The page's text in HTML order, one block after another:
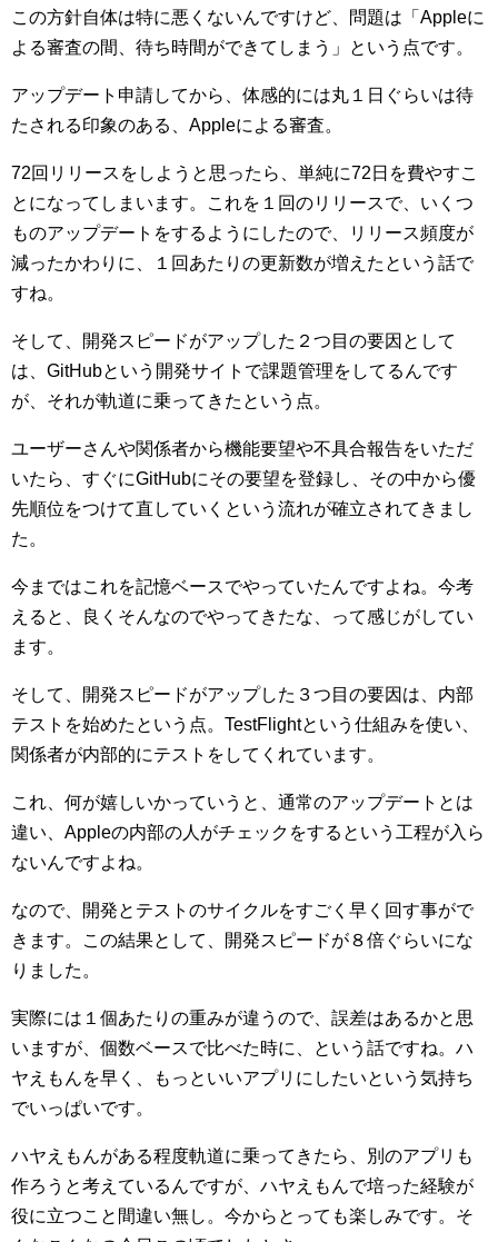
この方針自体は特に悪くないんですけど、問題は「Appleに
よる審査の間、待ち時間ができてしまう」という点です。
アップデート申請してから、体感的には丸１日ぐらいは待
たされる印象のある、Appleによる審査。
72回リリースをしようと思ったら、単純に72日を費やすこ
とになってしまいます。これを１回のリリースで、いくつ
ものアップデートをするようにしたので、リリース頻度が
減ったかわりに、１回あたりの更新数が増えたという話で
すね。
そして、開発スピードがアップした２つ目の要因として
は、GitHubという開発サイトで課題管理をしてるんです
が、それが軌道に乗ってきたという点。
ユーザーさんや関係者から機能要望や不具合報告をいただ
いたら、すぐにGitHubにその要望を登録し、その中から優
先順位をつけて直していくという流れが確立されてきまし
た。
今まではこれを記憶ベースでやっていたんですよね。今考
えると、良くそんなのでやってきたな、って感じがしてい
ます。
そして、開発スピードがアップした３つ目の要因は、内部
テストを始めたという点。TestFlightという仕組みを使い、
関係者が内部的にテストをしてくれています。
これ、何が嬉しいかっていうと、通常のアップデートとは
違い、Appleの内部の人がチェックをするという工程が入ら
ないんですよね。
なので、開発とテストのサイクルをすごく早く回す事がで
きます。この結果として、開発スピードが８倍ぐらいにな
りました。
実際には１個あたりの重みが違うので、誤差はあるかと思
いますが、個数ベースで比べた時に、という話ですね。ハ
ヤえもんを早く、もっといいアプリにしたいという気持ち
でいっぱいです。
ハヤえもんがある程度軌道に乗ってきたら、別のアプリも
作ろうと考えているんですが、ハヤえもんで培った経験が
役に立つこと間違い無し。今からとっても楽しみです。そ